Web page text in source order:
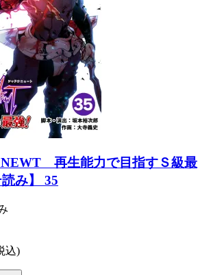
再生能力で目指すＳ級最
み】 35
込)